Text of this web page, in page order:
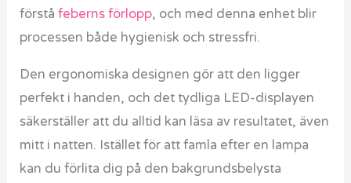
förståfeberns förlopp, och med denna enhet blir
processen både hygienisk och stressfri.
Den ergonomiska designen gör att den ligger
perfekt i handen, och det tydliga LED-displayen
säkerställer att du alltid kan läsa av resultatet, även
mitt i natten. Istället för att famla efter en lampa
kan du förlita dig på den bakgrundsbelysta